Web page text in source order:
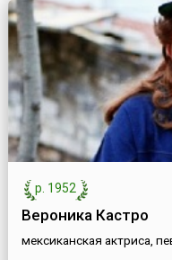
р. 1952
Вероника Кастро
мексиканская актриса,